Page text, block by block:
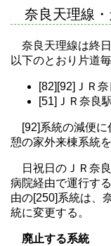
奈良天理線
奈良天理線は終
以下のとおり片道
[82][92]ＪＲ
[51]ＪＲ奈良
[92]系統の減便
憩の家外来棟系統を
日祝日のＪＲ奈
病院経由で運行す
由の[250]系統は、
統に変更する。
廃止する系統